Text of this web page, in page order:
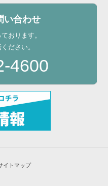
い合わせ
おります。
ださい。
4600
イトマップ